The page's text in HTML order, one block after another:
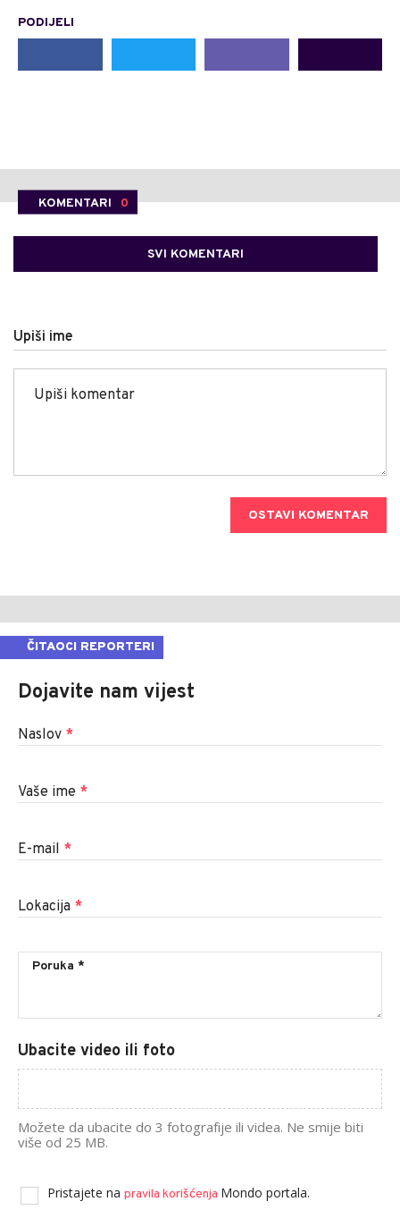
PODIJELI
KOMENTARI 0
SVI KOMENTARI
Upiši ime
OSTAVI KOMENTAR
ČITAOCI REPORTERI
Dojavite nam vijest
Naslov *
Vaše ime *
E-mail *
Lokacija *
Ubacite video ili foto
Možete da ubacite do 3 fotografije ili videa. Ne smije biti
više od 25 MB.
Pristajete na pravila korišćenja Mondo portala.